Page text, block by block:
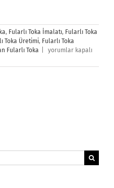
, Fularlı Toka İmalatı, Fularlı Toka
Toka Üretimi, Fularlı Toka
Fularlı Toka
Fularlı
için
yorumlar kapalı